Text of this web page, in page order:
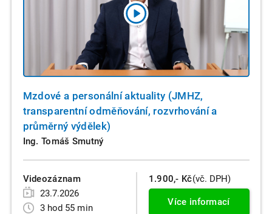
Mzdové a personální aktuality (JMHZ,
transparentní odměňování, rozvrhování a
průměrný výdělek)
Ing. Tomáš Smutný
Videozáznam
23.7.2026
3 hod 55 min
1.900,- Kč(vč. DPH)
Více informací